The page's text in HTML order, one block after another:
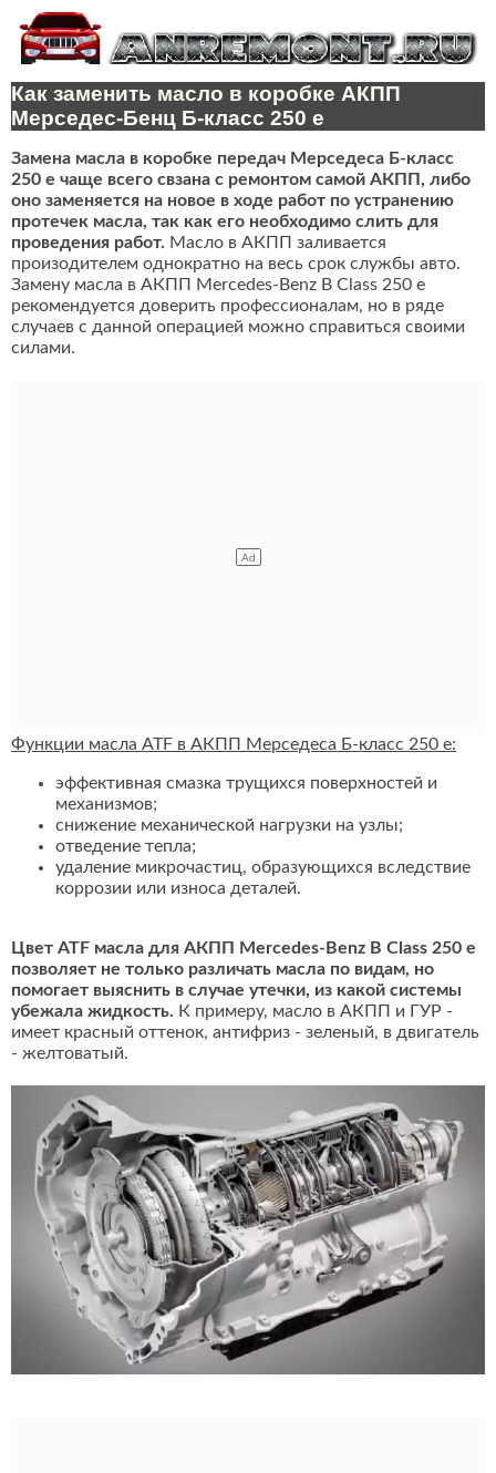
Как заменить масло в коробке АКПП
Мерседес-Бенц Б-класс 250 e
Замена масла в коробке передач Мерседеса Б-класс
250 e чаще всего свзана с ремонтом самой АКПП, либо
оно заменяется на новое в ходе работ по устранению
протечек масла, так как его необходимо слить для
проведения работ. Масло в АКПП заливается
произодителем однократно на весь срок службы авто.
Замену масла в АКПП Mercedes-Benz B Class 250 e
рекомендуется доверить профессионалам, но в ряде
случаев с данной операцией можно справиться своими
силами.
Функции масла ATF в АКПП Мерседеса Б-класс 250 e:
эффективная смазка трущихся поверхностей и
механизмов;
снижение механической нагрузки на узлы;
отведение тепла;
удаление микрочастиц, образующихся вследствие
коррозии или износа деталей.
Цвет ATF масла для АКПП Mercedes-Benz B Class 250 e
позволяет не только различать масла по видам, но
помогает выяснить в случае утечки, из какой системы
убежала жидкость. К примеру, масло в АКПП и ГУР -
имеет красный оттенок, антифриз - зеленый, в двигатель
- желтоватый.